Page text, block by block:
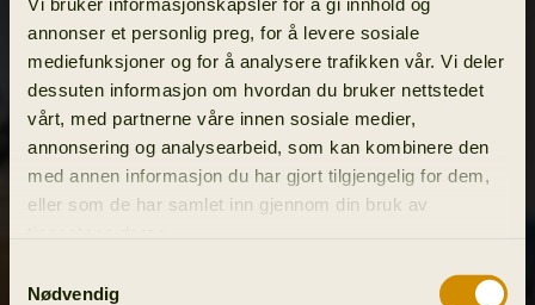
annonser et personlig preg, for å levere sosiale
mediefunksjoner og for å analysere trafikken vår. Vi deler
dessuten informasjon om hvordan du bruker nettstedet
vårt, med partnerne våre innen sosiale medier,
annonsering og analysearbeid, som kan kombinere den
med annen informasjon du har gjort tilgjengelig for dem,
eller som de har samlet inn gjennom din bruk av
Nødvendig